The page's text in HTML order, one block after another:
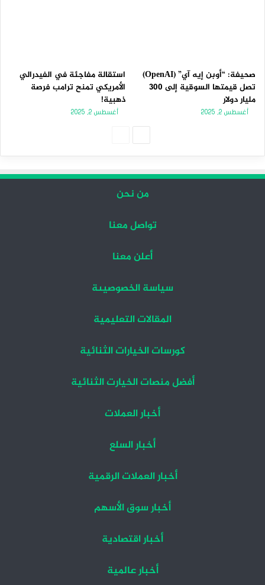
صحيفة: “أوبن إيه آي” (OpenAI)
تصل قيمتها السوقية إلى 300
مليار دولار
أغسطس 2, 2025
استقالة مفاجئة في الفيدرالي
الأمريكي تمنح ترامب فرصة
ذهبية!
أغسطس 2, 2025
من نحن
تواصل معنا
أعلن معنا
سياسة الخصوصيىة
المقالات التعليمية
كورسات الخيارات الثنائية
أفضل منصات الخيارت الثنائية
أخبار العملات
أخبار السلع
أخبار العملات الرقمية
أخبار سوق الأسهم
أخبار اقتصادية
أخبار عالمية